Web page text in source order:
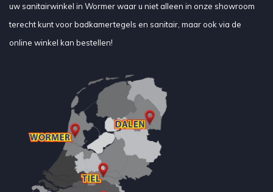
uw sanitairwinkel in Wormer waar u niet alleen in onze showroom
terecht kunt voor badkamertegels en sanitair, maar ook via de
online winkel kan bestellen!